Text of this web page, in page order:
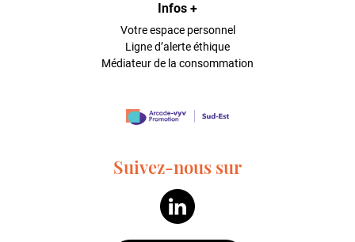
Infos +
Votre espace personnel
Ligne d’alerte éthique
Médiateur de la consommation
Suivez-nous sur